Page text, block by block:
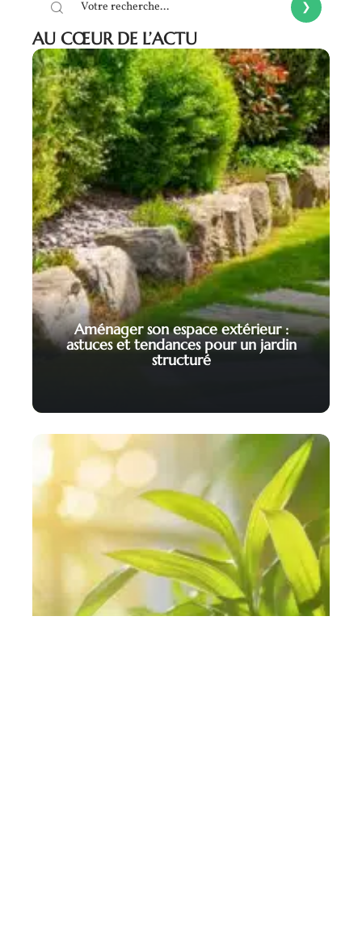
AU CŒUR DE L’ACTU
Aménager son espace extérieur :
astuces et tendances pour un jardin
structuré